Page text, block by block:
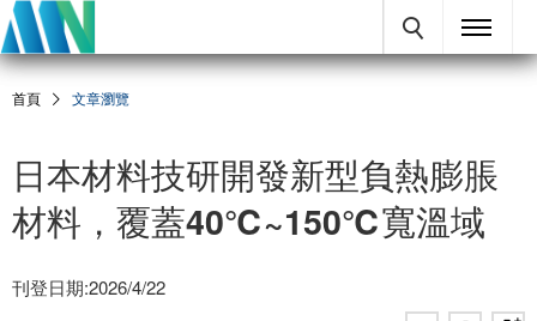
首頁 文章瀏覽
日本材料技研開發新型負熱膨脹
材料，覆蓋40℃~150℃寬溫域
刊登日期:2026/4/22